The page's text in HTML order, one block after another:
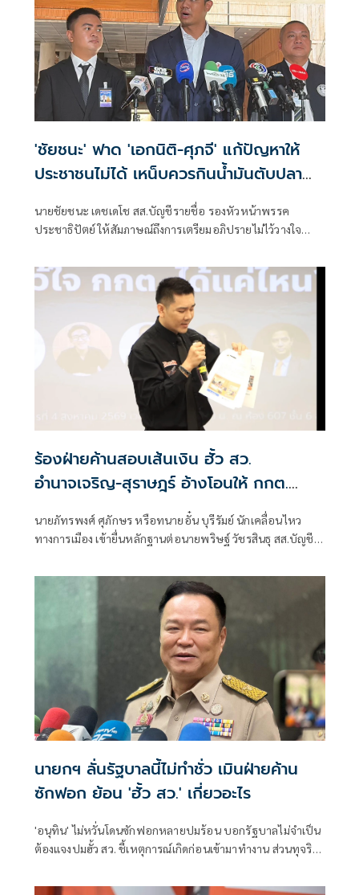
'ชัยชนะ' ฟาด 'เอกนิติ-ศุภจี' แก้ปัญหาให้
ประชาชนไม่ได้ เหน็บควรกินน้ำมันตับปลา
นายชัยชนะ เดชเดโช สส.บัญชีรายชื่อ รองหัวหน้าพรรค
ประชาธิปัตย์ ให้สัมภาษณ์ถึงการเตรียมอภิปรายไม่ไว้วางใจ
ไหร่ที่ฝ่ายค้านมีมติว่ายื่นอภิปรายไม่ไว้วางใจ พรรคร่วมฝ่าย
ค้านก็จะนำเรื่องกลับหารือแต่ละพรรค ยืนยันว่ามีความพร้อม
อยู่แล้ว ซึ่งต้องดูไทม์ไลน์ว่าพรรคประชาชนกำหนดช่วงไหน
ร้องฝ่ายค้านสอบเส้นเงิน ฮั้ว สว.
อำนาจเจริญ-สุราษฎร์ อ้างโอนให้ กกต.
นายภัทรพงศ์ ศุภักษร หรือทนายอั๋น บุรีรัมย์ นักเคลื่อนไหว
ทางการเมือง เข้ายื่นหลักฐานต่อนายพริษฐ์ วัชรสินธุ สส.บัญชี
กรรมการประสานงานพรรคร่วมฝ่ายค้าน (วิปฝ่ายค้าน)
นายกฯ ลั่นรัฐบาลนี้ไม่ทำชั่ว เมินฝ่ายค้าน
ซักฟอก ย้อน 'ฮั้ว สว.' เกี่ยวอะไร
'อนุทิน' ไม่หวั่นโดนซักฟอกหลายปมร้อน บอกรัฐบาลไม่จำเป็น
ต้องแจงปมฮั้ว สว. ชี้เหตุการณ์เกิดก่อนเข้ามาทำงาน ส่วนทุจริต